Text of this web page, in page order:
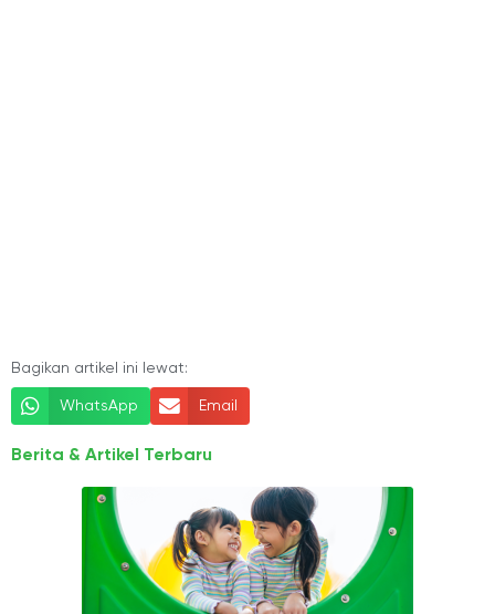
Bagikan artikel ini lewat:
WhatsApp Email
Berita & Artikel Terbaru